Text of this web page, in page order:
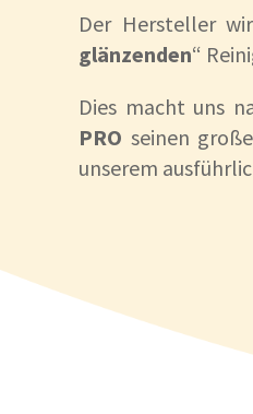
Der Hersteller
glänzenden“
Dies macht uns
PRO seinen
unserem